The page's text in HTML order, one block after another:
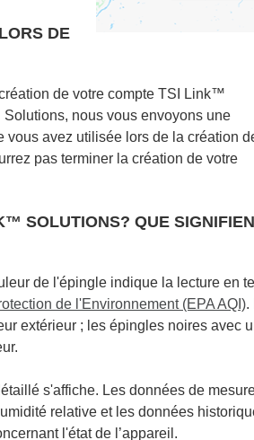
DE
de votre compte TSI Link™
nous vous envoyons une
vous avez utilisée lors de la création
pas terminer la création de votre
SOLUTIONS? QUE
de l'épingle indique la lecture en
de l'Environnement (EPA AQI).
extérieur ; les épingles noires avec
s'affiche. Les données de
relative et les données
l'état de l’appareil.